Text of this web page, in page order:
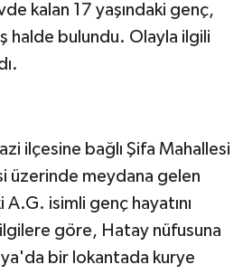
kalan 17 yaşındaki genç,
halde bulundu. Olayla ilgili
ilçesine bağlı Şifa Mahallesi
üzerinde meydana gelen
A.G. isimli genç hayatını
göre, Hatay nüfusuna
bir lokantada kurye